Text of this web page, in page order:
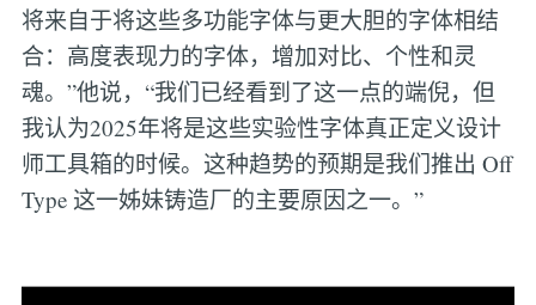
将来自于将这些多功能字体与更大胆的字体相结
合：高度表现力的字体，增加对比、个性和灵
魂。”他说，“我们已经看到了这一点的端倪，但
我认为2025年将是这些实验性字体真正定义设计
师工具箱的时候。这种趋势的预期是我们推出 Off
Type 这一姊妹铸造厂的主要原因之一。”